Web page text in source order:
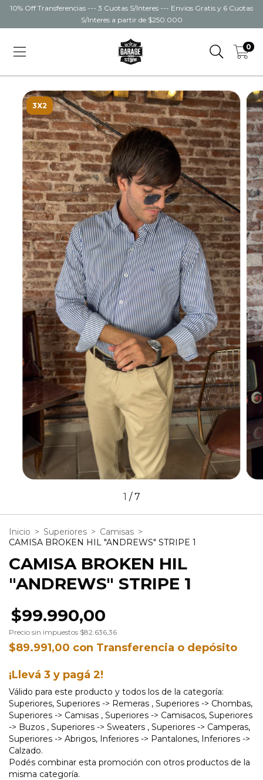
10% Off Transferencias --- 3 Cuotas S/Interes --- Envios Gratis y 6 Cuotas
S/Interes a partir de $250.000
0
3X2
1 /7
Inicio > Superiores > Camisas >
CAMISA BROKEN HIL "ANDREWS" STRIPE 1
CAMISA BROKEN HIL
"ANDREWS" STRIPE 1
$99.990,00
Precio sin impuestos $82.636,36
$89.991,00 con Transferencia o depósito
¡Llevá 3 y pagá 2!
Válido para este producto y todos los de la categoría:
Superiores, Superiores -> Remeras , Superiores -> Chombas,
Superiores -> Camisas , Superiores -> Camisacos, Superiores
-> Buzos , Superiores -> Sweaters , Superiores -> Camperas,
Superiores -> Abrigos, Inferiores -> Pantalones, Inferiores ->
Calzado.
Podés combinar esta promoción con otros productos de la
misma categoría.